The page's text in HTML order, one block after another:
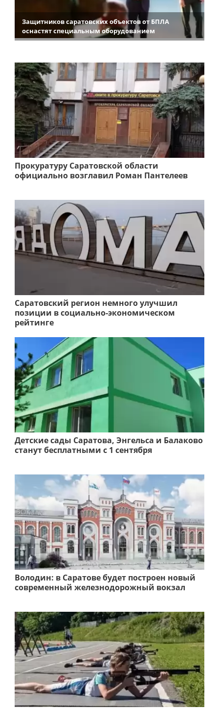
Защитников саратовских объектов от БПЛА
оснастят специальным оборудованием
Прокуратуру Саратовской области
официально возглавил Роман Пантелеев
Саратовский регион немного улучшил
позиции в социально-экономическом
рейтинге
Детские сады Саратова, Энгельса и Балаково
станут бесплатными с 1 сентября
Володин: в Саратове будет построен новый
современный железнодорожный вокзал